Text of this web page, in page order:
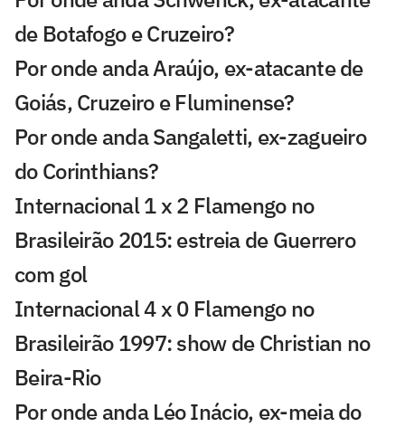
de Botafogo e Cruzeiro?
Por onde anda Araújo, ex-atacante de
Goiás, Cruzeiro e Fluminense?
Por onde anda Sangaletti, ex-zagueiro
do Corinthians?
Internacional 1 x 2 Flamengo no
Brasileirão 2015: estreia de Guerrero
com gol
Internacional 4 x 0 Flamengo no
Brasileirão 1997: show de Christian no
Beira-Rio
Por onde anda Léo Inácio, ex-meia do